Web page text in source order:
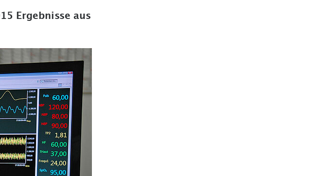
Ergebnisse aus